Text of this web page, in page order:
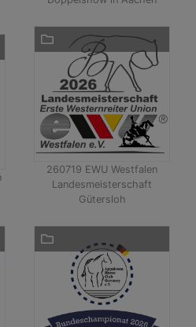
260719 EWU Westfalen
Landesmeisterschaft
Gütersloh